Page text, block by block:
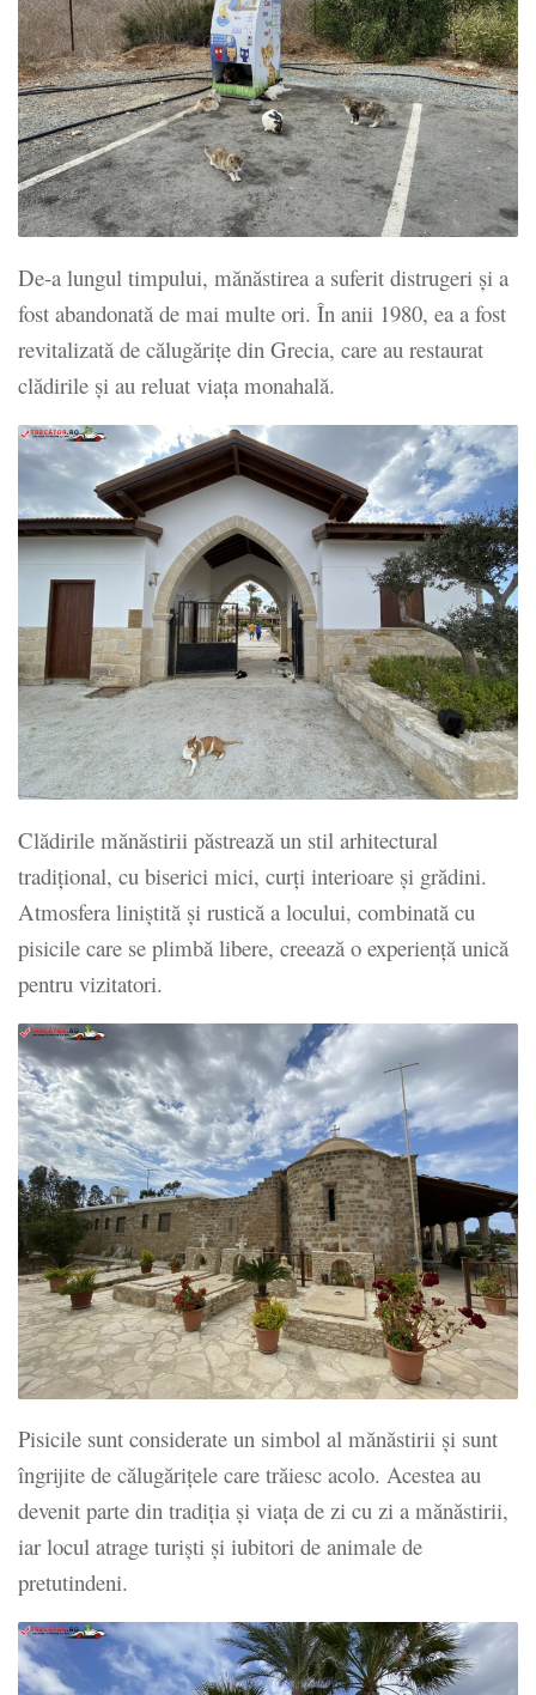
De-a lungul timpului, mănăstirea a suferit distrugeri și a
fost abandonată de mai multe ori. În anii 1980, ea a fost
revitalizată de călugărițe din Grecia, care au restaurat
clădirile și au reluat viața monahală.
Clădirile mănăstirii păstrează un stil arhitectural
tradițional, cu biserici mici, curți interioare și grădini.
Atmosfera liniștită și rustică a locului, combinată cu
pisicile care se plimbă libere, creează o experiență unică
pentru vizitatori.
Pisicile sunt considerate un simbol al mănăstirii și sunt
îngrijite de călugărițele care trăiesc acolo. Acestea au
devenit parte din tradiția și viața de zi cu zi a mănăstirii,
iar locul atrage turiști și iubitori de animale de
pretutindeni.